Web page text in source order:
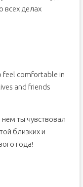
всех делах
feel comfortable in
and friends
ты чувствовал
близких и
года!